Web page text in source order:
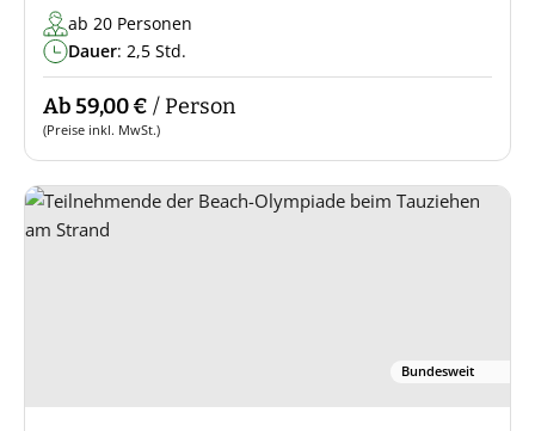
ab 20 Personen
Dauer: 2,5 Std.
Ab 59,00 € / Person
(Preise inkl. MwSt.)
Bundesweit